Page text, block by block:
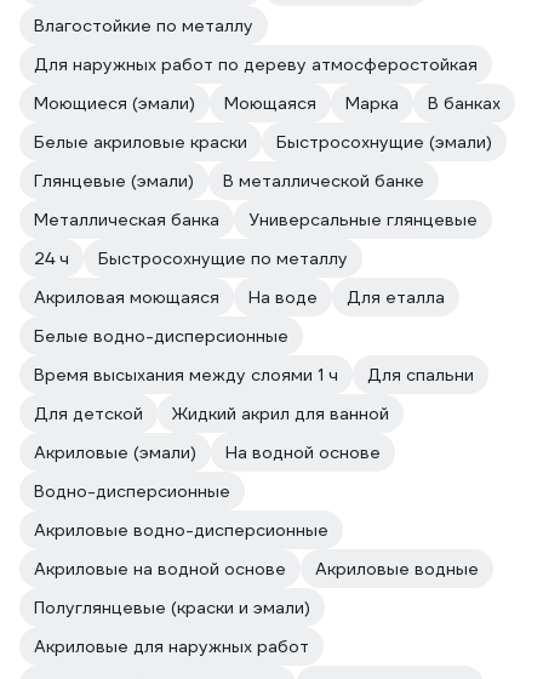
Влагостойкие по металлу
Для наружных работ по дереву атмосферостойкая
Моющиеся (эмали)
Моющаяся Марка
В банках
Белые акриловые краски
Быстросохнущие (эмали)
Глянцевые (эмали)
В металлической банке
Металлическая банка
Универсальные глянцевые
24 ч
Быстросохнущие по металлу
Акриловая моющаяся
На воде
Для еталла
Белые водно-дисперсионные
Время высыхания между слоями 1 ч
Для спальни
Для детской
Жидкий акрил для ванной
Акриловые (эмали)
На водной основе
Водно-дисперсионные
Акриловые водно-дисперсионные
Акриловые на водной основе
Акриловые водные
Полуглянцевые (краски и эмали)
Акриловые для наружных работ